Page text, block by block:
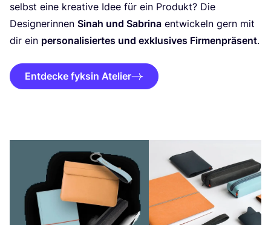
selbst eine krea­ti­ve Idee für ein Pro­dukt? Die
Desi­gne­rin­nen Sinah und Sabri­na ent­wi­ckeln gern mit
dir ein per­so­na­li­sier­tes und exklu­si­ves Fir­men­prä­sent.
Entdecke fyksin Atelier